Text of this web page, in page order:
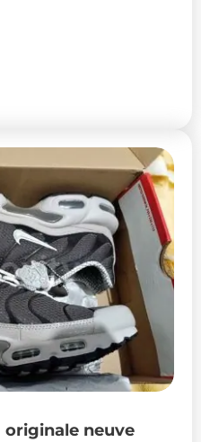
originale neuve